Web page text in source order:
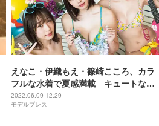
えなこ・伊織もえ・篠崎こころ、カラ
フルな水着で夏感満載 キュートなグ
ラビア披露
2022.06.09 12:29
モデルプレス